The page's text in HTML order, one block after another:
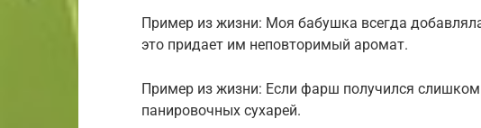
Пример из жизни: Моя бабушка всегда
это придает им неповторимый аромат.
Пример из жизни: Если фарш получился
панировочных сухарей.